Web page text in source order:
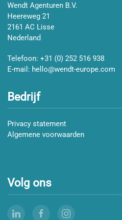
Wendt Agenturen B.V.
Heereweg 21
2161 AC Lisse
Nederland
Telefoon: +31 (0) 252 516 938
E-mail: hello@wendt-europe.com
Bedrijf
Privacy statement
Algemene voorwaarden
Volg ons